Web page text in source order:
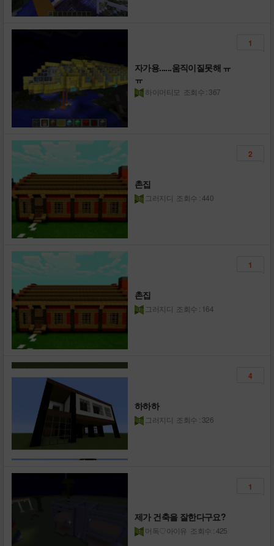
자가용......움직이질못해 ㅠ
ㅠ
하이머티모 조회수 : 367
1
촌집
그러지디 조회수 : 440
2
촌집
그러지디 조회수 : 164
1
하하하
그러지디 조회수 : 326
4
제가 건축을 잘한다구요?
머독♡아이유 조회수 : 425
1